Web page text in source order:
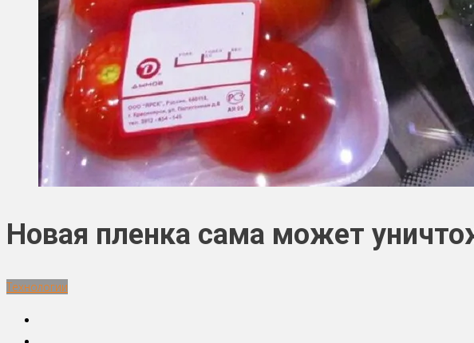
Новая пленка сама может
Технологии